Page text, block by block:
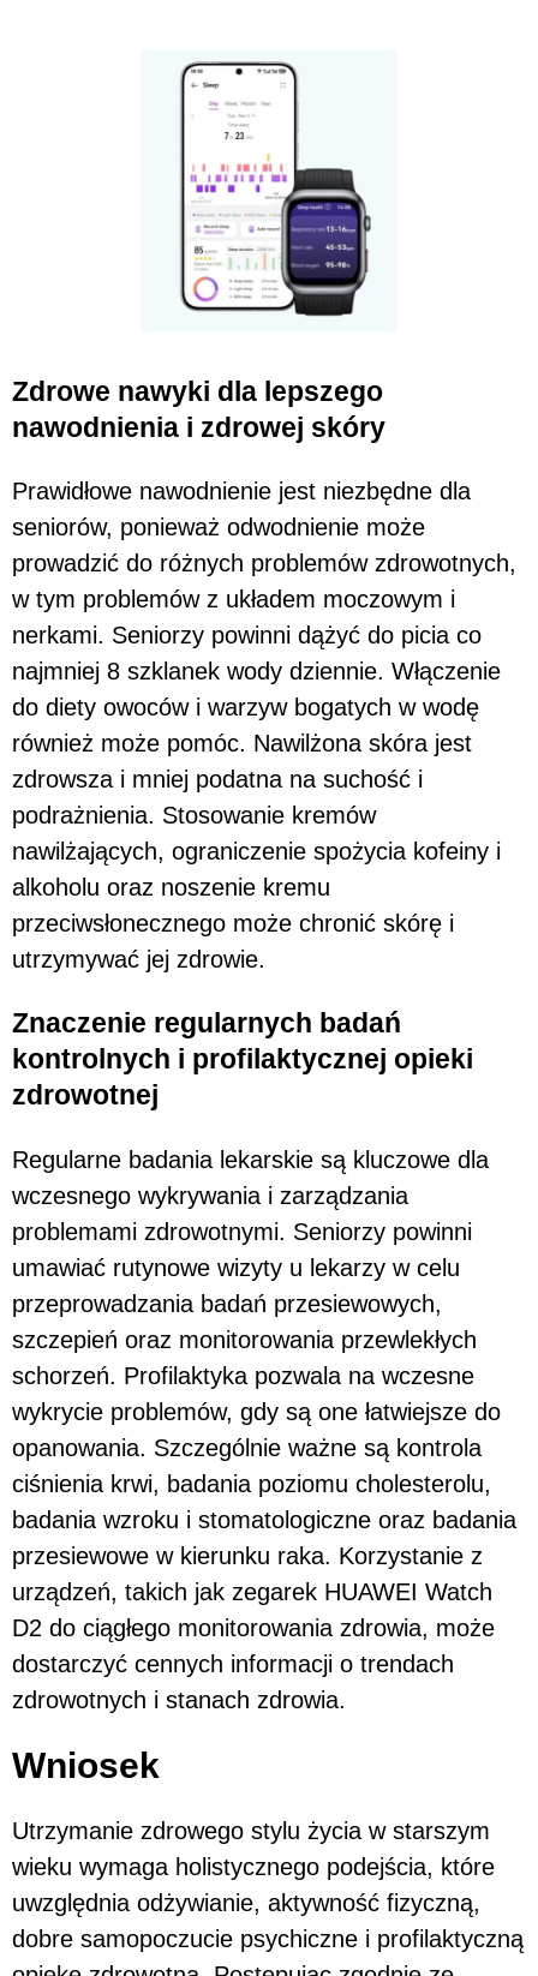
Zdrowe nawyki dla lepszego
nawodnienia i zdrowej skóry
Prawidłowe nawodnienie jest niezbędne dla
seniorów, ponieważ odwodnienie może
prowadzić do różnych problemów zdrowotnych,
w tym problemów z układem moczowym i
nerkami. Seniorzy powinni dążyć do picia co
najmniej 8 szklanek wody dziennie. Włączenie
do diety owoców i warzyw bogatych w wodę
również może pomóc. Nawilżona skóra jest
zdrowsza i mniej podatna na suchość i
podrażnienia. Stosowanie kremów
nawilżających, ograniczenie spożycia kofeiny i
alkoholu oraz noszenie kremu
przeciwsłonecznego może chronić skórę i
utrzymywać jej zdrowie.
Znaczenie regularnych badań
kontrolnych i profilaktycznej opieki
zdrowotnej
Regularne badania lekarskie są kluczowe dla
wczesnego wykrywania i zarządzania
problemami zdrowotnymi. Seniorzy powinni
umawiać rutynowe wizyty u lekarzy w celu
przeprowadzania badań przesiewowych,
szczepień oraz monitorowania przewlekłych
schorzeń. Profilaktyka pozwala na wczesne
wykrycie problemów, gdy są one łatwiejsze do
opanowania. Szczególnie ważne są kontrola
ciśnienia krwi, badania poziomu cholesterolu,
badania wzroku i stomatologiczne oraz badania
przesiewowe w kierunku raka. Korzystanie z
urządzeń, takich jak zegarek HUAWEI Watch
D2 do ciągłego monitorowania zdrowia, może
dostarczyć cennych informacji o trendach
zdrowotnych i stanach zdrowia.
Wniosek
Utrzymanie zdrowego stylu życia w starszym
wieku wymaga holistycznego podejścia, które
uwzględnia odżywianie, aktywność fizyczną,
dobre samopoczucie psychiczne i profilaktyczną